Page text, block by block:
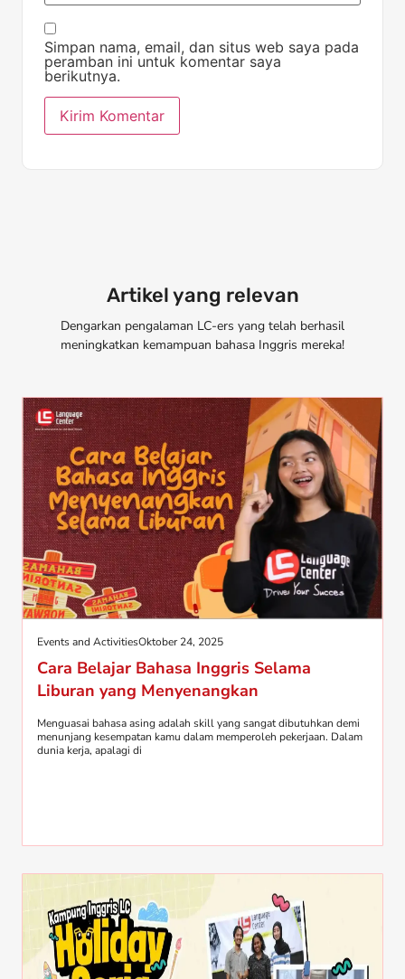
Simpan nama, email, dan situs web saya pada
peramban ini untuk komentar saya
berikutnya.
Artikel yang relevan
Dengarkan pengalaman LC-ers yang telah berhasil
meningkatkan kemampuan bahasa Inggris mereka!
Events and ActivitiesOktober 24, 2025
Cara Belajar Bahasa Inggris Selama
Liburan yang Menyenangkan
Menguasai bahasa asing adalah skill yang sangat dibutuhkan demi
menunjang kesempatan kamu dalam memperoleh pekerjaan. Dalam
dunia kerja, apalagi di